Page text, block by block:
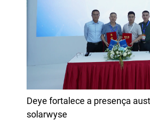
Deye fortalece a presença
solarwyse